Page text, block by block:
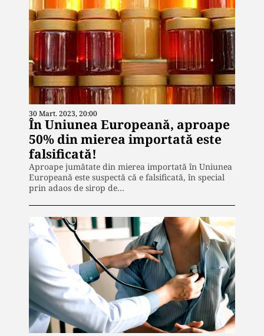
30 Mart. 2023, 20:00
În Uniunea Europeană, aproape
50% din mierea importată este
falsificată!
Aproape jumătate din mierea importată în Uniunea
Europeană este suspectă că e falsificată, în special
prin adaos de sirop de…